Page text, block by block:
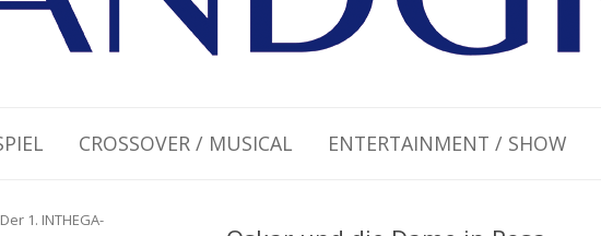
CROSSOVER / MUSICAL ENTERTAINMENT / SHOW
Der 1. INTHEGA-